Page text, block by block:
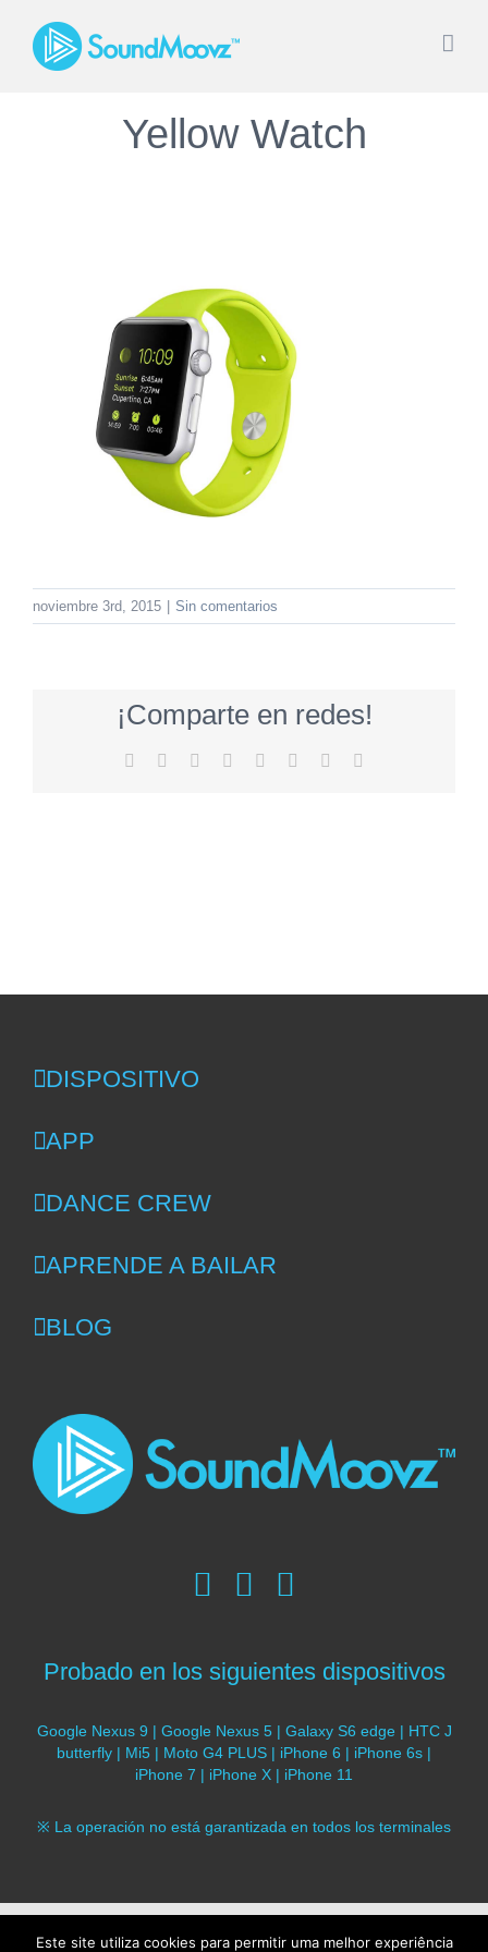
Saltar
Yellow Watch
noviembre 3rd, 2015 Sin comentarios
¡Comparte en redes!
Facebook
TwitterReddit LinkedIn
TumblrPinterest
DISPOSITIVO
APP
DANCE CREW
APRENDE A BAILAR
BLOG
Probado en los siguientes dispositivos
Google Nexus 9 | Google Nexus 5 | Galaxy S6 edge | HTC J
butterfly | Mi5 | Moto G4 PLUS | iPhone 6 | iPhone 6s |
iPhone 7 | iPhone X | iPhone 11
※ La operación no está garantizada en todos los terminales
Este site utiliza cookies para permitir uma melhor experiência